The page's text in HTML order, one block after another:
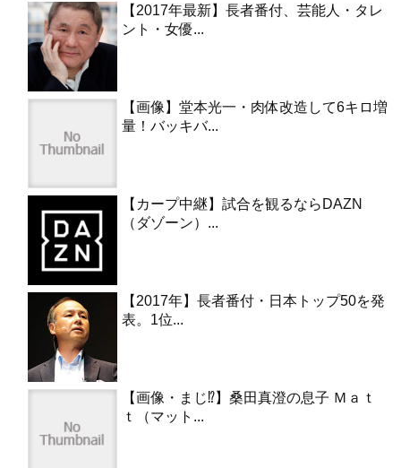
【2017年最新】長者番付、芸能人・タレ
ント・女優...
【画像】堂本光一・肉体改造して6キロ増
量！バッキバ...
【カープ中継】試合を観るならDAZN
（ダゾーン）...
【2017年】長者番付・日本トップ50を発
表。1位...
【画像・まじ⁉︎】桑田真澄の息子 Ｍａｔ
ｔ（マット...